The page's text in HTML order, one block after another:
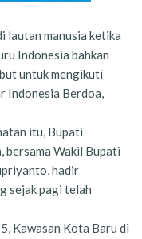
lautan manusia ketika
Indonesia bahkan
untuk mengikuti
Indonesia Berdoa,
itu, Bupati
bersama Wakil Bupati
hadir
sejak pagi telah
Kawasan Kota Baru di